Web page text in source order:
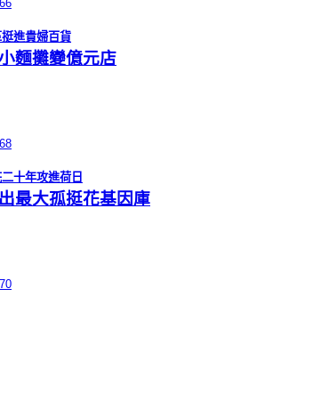
進貴婦百貨
麵攤變億元店
十年攻進荷日
最大孤挺花基因庫